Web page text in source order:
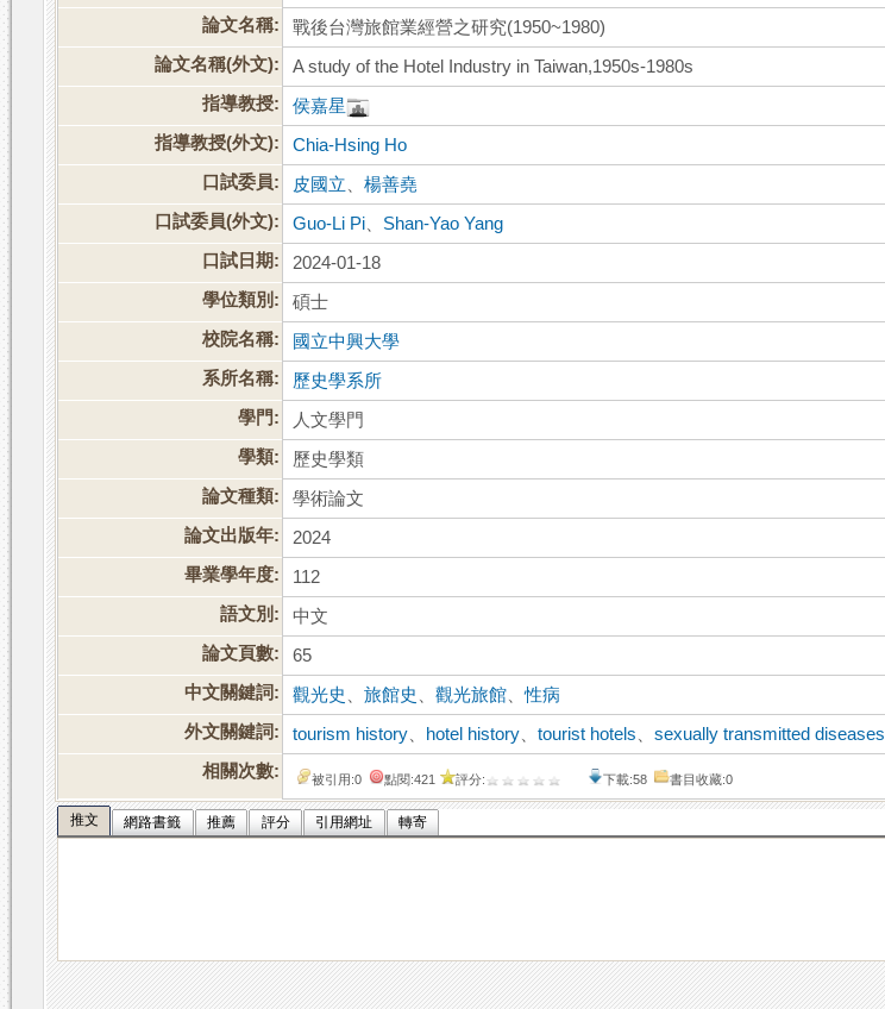
論文名稱:
戰後台灣旅館業經營之研究(1950~1980)
論文名稱(外文):
A study of the Hotel Industry in Taiwan,1950s-1980s
指導教授:
侯嘉星
指導教授(外文):
Chia-Hsing Ho
口試委員:
皮國立 、楊善堯
口試委員(外文):
Guo-Li Pi
Shan-Yao Yang
口試日期:
2024-01-18
學位類別:
碩士
校院名稱:
國立中興大學
系所名稱:
歷史學系所
學門:
人文學門
學類:
歷史學類
論文種類:
學術論文
論文出版年:
2024
畢業學年度:
112
語文別:
中文
論文頁數:
65
中文關鍵詞:
觀光史 、旅館史 、觀光旅館 、性病
外文關鍵詞:
tourism history hotel history 、tourist hotels 、sexually transmitted diseases
相關次數:
被引用:0 點閱:421 評分: 下載:58 書目收藏:0
推文 網路書籤 推薦 評分 引用網址 轉寄